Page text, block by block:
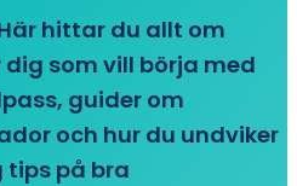
hittar du allt om
som vill börja med
guider om
och hur du undviker
tips på bra